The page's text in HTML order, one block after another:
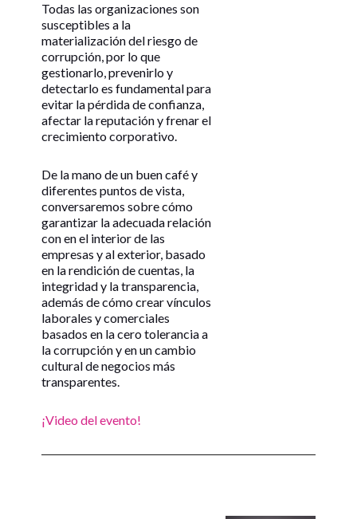
Todas las organizaciones son
susceptibles a la
materialización del riesgo de
corrupción, por lo que
gestionarlo, prevenirlo y
detectarlo es fundamental para
evitar la pérdida de confianza,
afectar la reputación y frenar el
crecimiento corporativo.
De la mano de un buen café y
diferentes puntos de vista,
conversaremos sobre cómo
garantizar la adecuada relación
con en el interior de las
empresas y al exterior, basado
en la rendición de cuentas, la
integridad y la transparencia,
además de cómo crear vínculos
laborales y comerciales
basados en la cero tolerancia a
la corrupción y en un cambio
cultural de negocios más
transparentes.
¡Video del evento!